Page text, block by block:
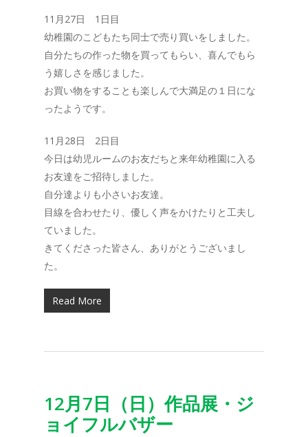
11月27日 1日目
幼稚園のこどもたち同士で売り買いをしました。
自分たちの作った物を買ってもらい、喜んでもら
う嬉しさを感じました。
お買い物をすることも楽しんで大満足の１日にな
ったようです。
11月28日 2日目
今日は幼児ルームのお友だちと来年幼稚園に入る
お友達をご招待しました。
自分達よりも小さいお友達。
目線を合わせたり、優しく声をかけたりと工夫し
ていました。
きてくださった皆さん、ありがとうございまし
た。
Read More
12月7日（日）作品展・ジ
ョイフルバザー